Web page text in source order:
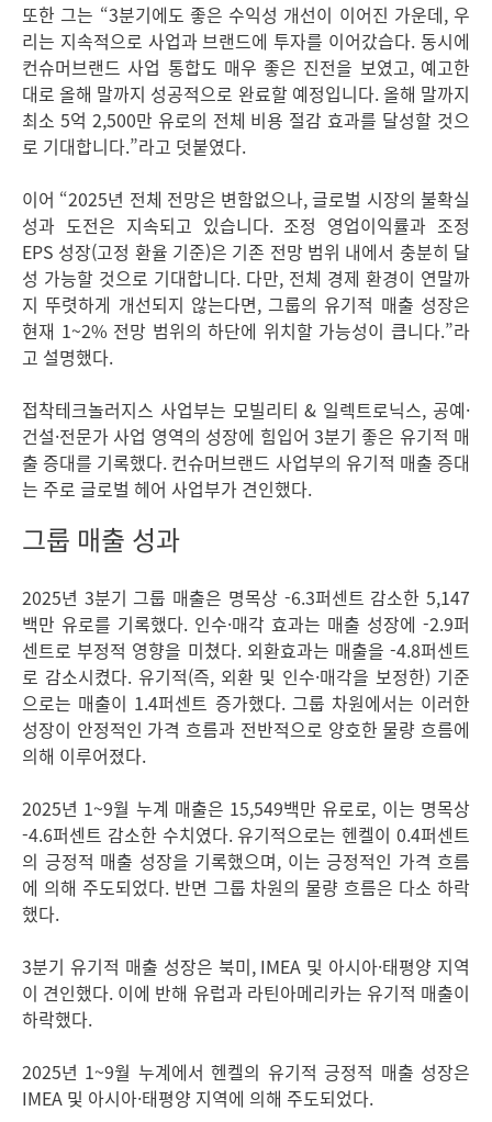
또한 그는 “3분기에도 좋은 수익성 개선이 이어진 가운데, 우
리는 지속적으로 사업과 브랜드에 투자를 이어갔습다. 동시에
컨슈머브랜드 사업 통합도 매우 좋은 진전을 보였고, 예고한
대로 올해 말까지 성공적으로 완료할 예정입니다. 올해 말까지
최소 5억 2,500만 유로의 전체 비용 절감 효과를 달성할 것으
로 기대합니다.”라고 덧붙였다.
이어 “2025년 전체 전망은 변함없으나, 글로벌 시장의 불확실
성과 도전은 지속되고 있습니다. 조정 영업이익률과 조정
EPS 성장(고정 환율 기준)은 기존 전망 범위 내에서 충분히 달
성 가능할 것으로 기대합니다. 다만, 전체 경제 환경이 연말까
지 뚜렷하게 개선되지 않는다면, 그룹의 유기적 매출 성장은
현재 1~2% 전망 범위의 하단에 위치할 가능성이 큽니다.”라
고 설명했다.
접착테크놀러지스 사업부는 모빌리티 & 일렉트로닉스, 공예·
건설·전문가 사업 영역의 성장에 힘입어 3분기 좋은 유기적 매
출 증대를 기록했다. 컨슈머브랜드 사업부의 유기적 매출 증대
는 주로 글로벌 헤어 사업부가 견인했다.
그룹 매출 성과
2025년 3분기 그룹 매출은 명목상 -6.3퍼센트 감소한 5,147
백만 유로를 기록했다. 인수·매각 효과는 매출 성장에 -2.9퍼
센트로 부정적 영향을 미쳤다. 외환효과는 매출을 -4.8퍼센트
로 감소시켰다. 유기적(즉, 외환 및 인수·매각을 보정한) 기준
으로는 매출이 1.4퍼센트 증가했다. 그룹 차원에서는 이러한
성장이 안정적인 가격 흐름과 전반적으로 양호한 물량 흐름에
의해 이루어졌다.
2025년 1~9월 누계 매출은 15,549백만 유로로, 이는 명목상
-4.6퍼센트 감소한 수치였다. 유기적으로는 헨켈이 0.4퍼센트
의 긍정적 매출 성장을 기록했으며, 이는 긍정적인 가격 흐름
에 의해 주도되었다. 반면 그룹 차원의 물량 흐름은 다소 하락
했다.
3분기 유기적 매출 성장은 북미, IMEA 및 아시아·태평양 지역
이 견인했다. 이에 반해 유럽과 라틴아메리카는 유기적 매출이
하락했다.
2025년 1~9월 누계에서 헨켈의 유기적 긍정적 매출 성장은
IMEA 및 아시아·태평양 지역에 의해 주도되었다.